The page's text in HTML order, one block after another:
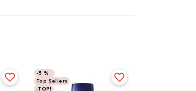
-5 %
Top Sellers
¡TOP!